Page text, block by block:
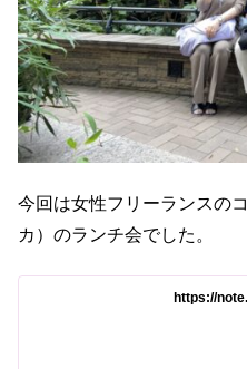
今回は女性フリーランスの
カ）のランチ会でした。
https://